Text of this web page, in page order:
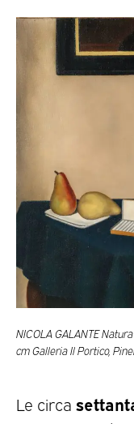
NICOLA GALANTE
cm Galleria Il Portico,
Le circa